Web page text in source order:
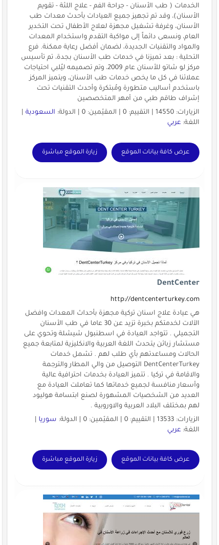
الخدمات ( طب الأسنان - جراحة الفم - علاج اللثة - تقويم
الأسنان)، وقد تم تجهيز جميع العيادات بأحدث معدات طب
الأسنان، وغرفة تشغيل مجهزة لعلاج الأطفال تحت التخدير
العام، ونسعى دائماً إلى مواكبة التقدم واستخدام المعدات
والمواد والتقنيات الجديدة، لضمان أفضل رعاية ممكنة. فرع
التحلية : بعد تميزنا في خدمات طب الأسنان بجدة، تم تأسيس
مركز لو شاتو للأسنان عام 2009، وتم تصميمه ليُلبي احتياجات
عملائنا في كل ما يخص خدمات طب الأسنان، ويتميز المركز
باستخدم أساليب متطورة ومُبتكرة وأحدث التقنيات تحت
إشراف طاقم طبي من أمهر المتخصصين
الزيارات: 14550 | التقييم: 0 | المقيّمين: 0 | الدولة:
السعودية|
اللغة: عربي
عرض كافة بيانات الموقع زيارة الموقع مباشرة
DentCenter
http://dentcenterturkey.com
هي عيادة علاج اسنان تركية مجهزة بأحداث المعدات وافضل
الآلات لخدمتكم بخبرة تزيد عن 30 عاما في طب الأسنان
التجميلي . تتواجد العيادة في اسطنبول شيشلة وتحوي على
مستشار زبائن يتحدث اللغة العربية والانكليزية لمتابعة جميع
الحالات ومساعدتهم بأي طلب لهم . تشمل خدمات
DentCenterTurkey التوصيل من والي المطار والترجمة
والاقامة في تركيا . تتميز العيادة بخدمات احترافية عالية
وأسعار منافسة لجميع خدماتها كما تعاملت العيادة مع
العديد من الشخصيات المشهورة لصنع ابتسامة هوليود
لهم بمختلف البلاد العربية والاوروبية .
الزيارات: 13533 | التقييم: 0 | المقيّمين: 0 | الدولة:
سوريا|
اللغة: عربي
عرض كافة بيانات الموقع زيارة الموقع مباشرة